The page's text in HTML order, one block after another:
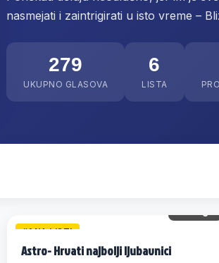
nasmejati i zaintrigirati u isto vreme –
279
UKUPNO GLASOVA
6
LISTA
#1 NA LISTI
Astro- Hrvati najbolji ljubavnici